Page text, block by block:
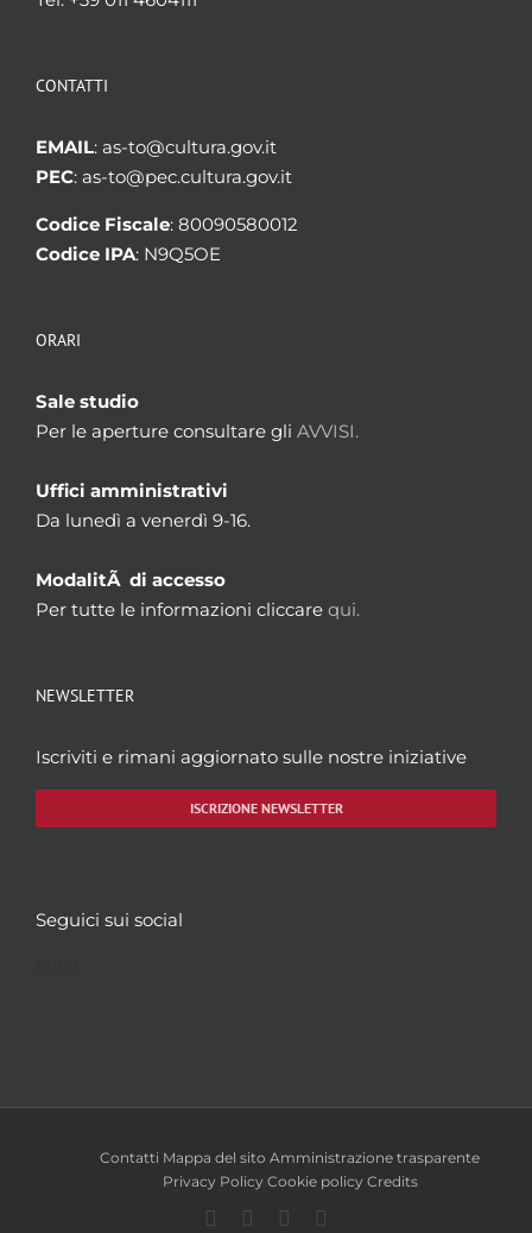
CONTATTI
EMAIL: as-to@cultura.gov.it
PEC: as-to@pec.cultura.gov.it
Codice Fiscale: 80090580012
Codice IPA: N9Q5OE
ORARI
Sale studio
Per le aperture consultare gli AVVISI.
Uffici amministrativi
Da lunedì a venerdì 9-16.
ModalitÃ di accesso
Per tutte le informazioni cliccare qui.
NEWSLETTER
Iscriviti e rimani aggiornato sulle nostre iniziative
ISCRIZIONE NEWSLETTER
Seguici sui social
Contatti Mappa del sito Amministrazione trasparente
Privacy Policy Cookie policy Credits
Facebook
TwitterYouTube